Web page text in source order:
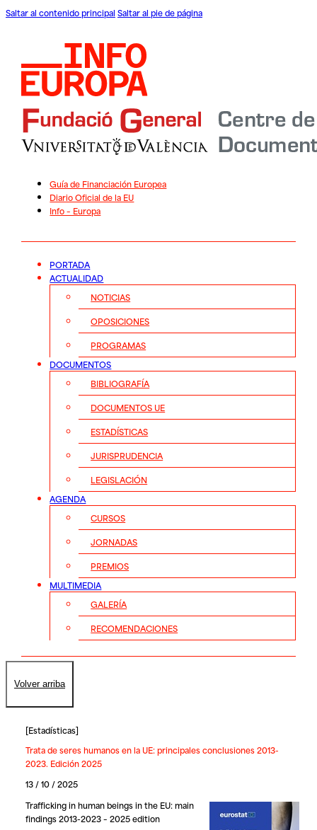
Saltar al contenido principal Saltar al pie de página
Guía de Financiación Europea
Diario Oficial de la EU
Info – Europa
PORTADA
ACTUALIDAD
NOTICIAS
OPOSICIONES
PROGRAMAS
DOCUMENTOS
BIBLIOGRAFÍA
DOCUMENTOS UE
ESTADÍSTICAS
JURISPRUDENCIA
LEGISLACIÓN
AGENDA
CURSOS
JORNADAS
PREMIOS
MULTIMEDIA
GALERÍA
RECOMENDACIONES
Volver arriba
[Estadísticas]
Trata de seres humanos en la UE: principales conclusiones 2013-
2023. Edición 2025
13 / 10 / 2025
Trafficking in human beings in the EU: main
findings 2013-2023 – 2025 edition